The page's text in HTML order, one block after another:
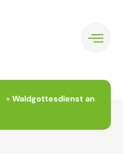
» Waldgottesdienst an